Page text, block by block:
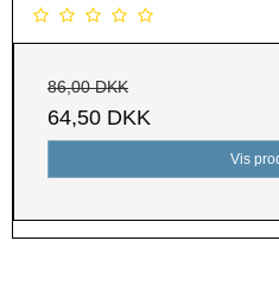
86,00 DKK
64,50 DKK
Vis